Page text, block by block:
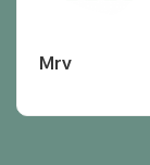
Mrv